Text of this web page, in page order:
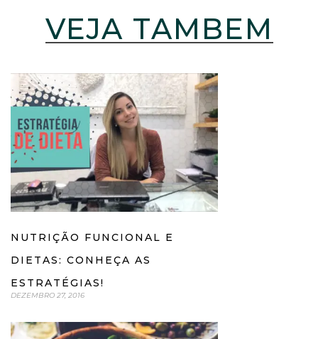
VEJA TAMBÉM
NUTRIÇÃO FUNCIONAL E
DIETAS: CONHEÇA AS
ESTRATÉGIAS!
DEZEMBRO 27, 2016